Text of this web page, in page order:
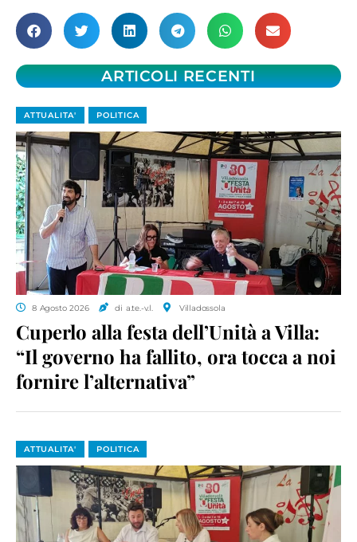
ARTICOLI RECENTI
ATTUALITA' POLITICA
8 Agosto 2026 di a.te.-v.l. Villadossola
Cuperlo alla festa dell’Unità a Villa:
“Il governo ha fallito, ora tocca a noi
fornire l’alternativa”
ATTUALITA' POLITICA